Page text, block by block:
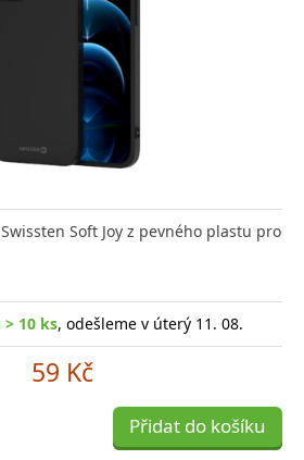
Soft Joy z pevného plastu pro
> 10 ks, odešleme v úterý 11. 08.
59 Kč
Přidat do košíku